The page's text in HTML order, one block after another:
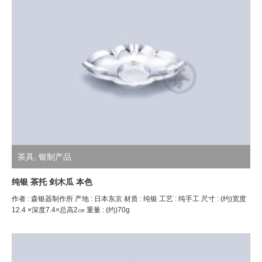
茶具 银制产品
纯银 茶托 剑木瓜 本色
作者 : 森银器制作所 产地 : 日本东京 材质 : 纯银 工艺 : 纯手工 尺寸 : (约)宽度
12.4 ×深度7.4×总高2㎝ 重量 : (约)70g